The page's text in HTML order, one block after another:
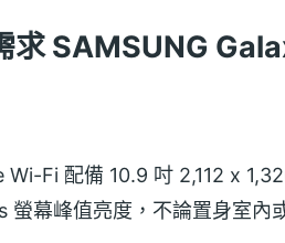
求 SAMSUNG
Fi 配備 10.9 吋 2,112 x
幕峰值亮度，不論置身室內